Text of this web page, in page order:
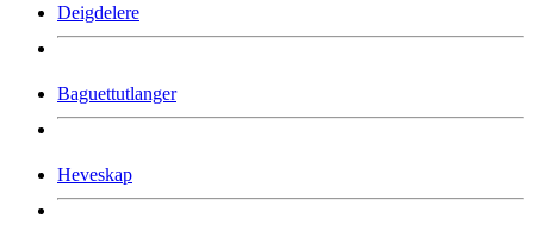
Deigdelere
Baguettutlanger
Heveskap